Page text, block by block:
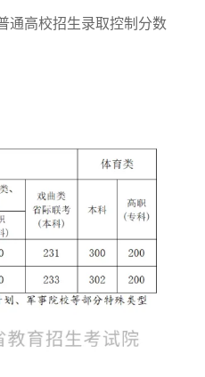
高校招生录取控制分数